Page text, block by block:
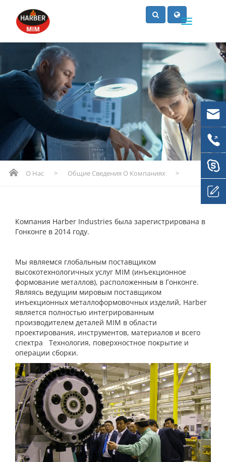
О Нас > Общие Сведения О Компаниях >
Компания Harber Industries была зарегистрирована в
Гонконге в 2014 году.
Мы являемся глобальным поставщиком
высокотехнологичных услуг MIM (инъекционное
формование металлов), расположенным в Гонконге.
Являясь ведущим мировым поставщиком
инъекционных металлоформовочных изделий, Harber
является полностью интегрированным
производителем деталей MIM в области
проектирования, инструментов, материалов и всего
спектра Технология, поверхностное покрытие и
операции сборки.